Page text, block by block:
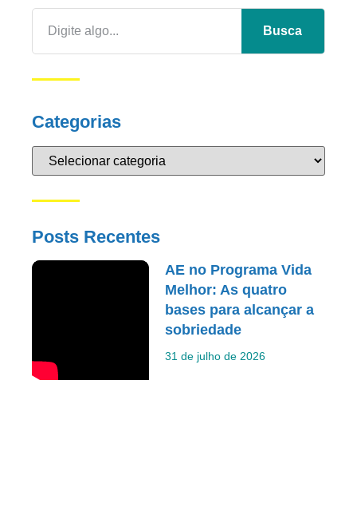
Busca
Categorias
Posts Recentes
AE no Programa Vida
Melhor: As quatro
bases para alcançar a
sobriedade
31 de julho de 2026